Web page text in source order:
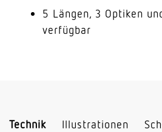
5 Längen, 3 Optiken
verfügbar
Technik Illustrationen